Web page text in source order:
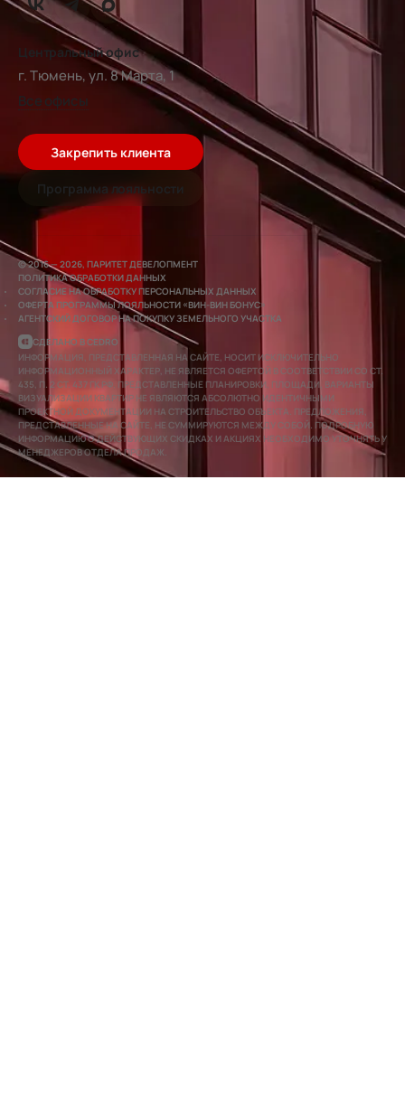
Центральный офис
г. Тюмень, ул. 8 Марта, 1
Все офисы
Закрепить клиента
Программа лояльности
© 2016 — 2026, ПАРИТЕТ ДЕВЕЛОПМЕНТ
ПОЛИТИКА ОБРАБОТКИ ДАННЫХ
СОГЛАСИЕ НА ОБРАБОТКУ ПЕРСОНАЛЬНЫХ ДАННЫХ
ОФЕРТА ПРОГРАММЫ ЛОЯЛЬНОСТИ «ВИН-ВИН БОНУС»
АГЕНТСКИЙ ДОГОВОР НА ПОКУПКУ ЗЕМЕЛЬНОГО УЧАСТКА
СДЕЛАНО В CEDRO
ИНФОРМАЦИЯ, ПРЕДСТАВЛЕННАЯ НА САЙТЕ, НОСИТ ИСКЛЮЧИТЕЛЬНО
ИНФОРМАЦИОННЫЙ ХАРАКТЕР, НЕ ЯВЛЯЕТСЯ ОФЕРТОЙ В СООТВЕТСТВИИ СО СТ.
435, П. 2 СТ. 437 ГК РФ. ПРЕДСТАВЛЕННЫЕ ПЛАНИРОВКИ, ПЛОЩАДИ, ВАРИАНТЫ
ВИЗУАЛИЗАЦИИ КВАРТИР НЕ ЯВЛЯЮТСЯ АБСОЛЮТНО ИДЕНТИЧНЫМИ
ПРОЕКТНОЙ ДОКУМЕНТАЦИИ НА СТРОИТЕЛЬСТВО ОБЪЕКТА. ПРЕДЛОЖЕНИЯ,
ПРЕДСТАВЛЕННЫЕ НА САЙТЕ, НЕ СУММИРУЮТСЯ МЕЖДУ СОБОЙ. ПОДРОБНУЮ
ИНФОРМАЦИЮ О ДЕЙСТВУЮЩИХ СКИДКАХ И АКЦИЯХ НЕОБХОДИМО УТОЧНЯТЬ У
МЕНЕДЖЕРОВ ОТДЕЛА ПРОДАЖ.